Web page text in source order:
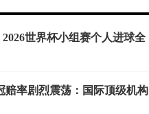
世界杯小组赛个人进球全
赔率剧烈震荡：国际顶级机构